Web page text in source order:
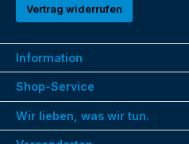
Vertrag widerrufen
Information
Shop-Service
Wir lieben, was wir tun.